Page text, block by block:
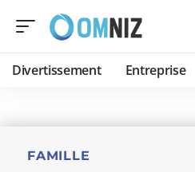
Divertissement Entreprise
FAMILLE